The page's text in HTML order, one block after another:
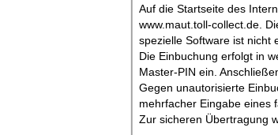
Auf die Startseite des
www.maut.toll-collect.de.
spezielle Software ist nicht
Die Einbuchung erfolgt in
Master-PIN ein.
Gegen unautorisierte
mehrfacher Eingabe eines
Zur sicheren Übertragung